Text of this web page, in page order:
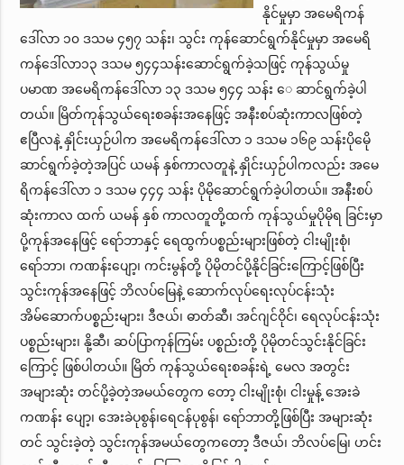
နိုင်မှုမှာ အမေရိကန်
ဒေါ်လာ ၁၀ ဒသမ ၄၅၇ သန်း၊ သွင်း ကုန်ဆောင်ရွက်နိုင်မှုမှာ အမေရိ
ကန်ဒေါ်လာ၁၃ ဒသမ ၅၄၄သန်းဆောင်ရွက်ခဲ့သဖြင့် ကုန်သွယ်မှု
ပမာဏ အမေရိကန်ဒေါ်လာ ၁၃ ဒသမ ၅၄၄ သန်း ေ ဆာင်ရွက်ခဲ့ပါ
တယ်။ မြိတ်ကုန်သွယ်ရေးစခန်းအနေဖြင့် အနီးစပ်ဆုံးကာလဖြစ်တဲ့
ဧပြီလနဲ့ နှိုင်းယှဉ်ပါက အမေရိကန်ဒေါ်လာ ၁ ဒသမ ၁၆၉ သန်းပိုမေို
ဆာင်ရွက်ခဲ့တဲ့အပြင် ယမန် နှစ်ကာလတူနဲ့ နှိုင်းယှဉ်ပါကလည်း အမေ
ရိကန်ဒေါ်လာ ၁ ဒသမ ၄၄၄ သန်း ပိုမိုဆောင်ရွက်ခဲ့ပါတယ်။ အနီးစပ်
ဆုံးကာလ ထက် ယမန် နှစ် ကာလတူတို့ထက် ကုန်သွယ်မှုပိုမိုရ ခြင်းမှာ
ပို့ကုန်အနေဖြင့် ရော်ဘာနှင့် ရေထွက်ပစ္စည်းများဖြစ်တဲ့ ငါးမျိုးစုံ၊
ရော်ဘာ၊ ကဏန်းပျော့၊ ကင်းမွန်တို့ ပိုမိုတင်ပို့နိုင်ခြင်းကြောင့်ဖြစ်ပြီး
သွင်းကုန်အနေဖြင့် ဘိလပ်မြေနဲ့ ဆောက်လုပ်ရေးလုပ်ငန်းသုံး
အိမ်ဆောက်ပစ္စည်းများ၊ ဒီဇယ်၊ ဓာတ်ဆီ၊ အင်ဂျင်ဝိုင်၊ ရေလုပ်ငန်းသုံး
ပစ္စည်းများ၊ နို့ဆီ၊ ဆပ်ပြာကုန်ကြမ်း ပစ္စည်းတို့ ပိုမိုတင်သွင်းနိုင်ခြင်း
ကြောင့် ဖြစ်ပါတယ်။ မြိတ် ကုန်သွယ်ရေးစခန်းရဲ့ မေလ အတွင်း
အများဆုံး တင်ပို့ခဲ့တဲ့အမယ်တွေက တော့ ငါးမျိုးစုံ၊ ငါးမှုန့် အေးခဲ
ကဏန်း ပျော့၊ အေးခဲပုစွန်၊ရေငန်ပုစွန်၊ ရော်ဘာတို့ဖြစ်ပြီး အများဆုံး
တင် သွင်းခဲ့တဲ့ သွင်းကုန်အမယ်တွေကတော့ ဒီဇယ်၊ ဘိလပ်မြေ၊ ဟင်း